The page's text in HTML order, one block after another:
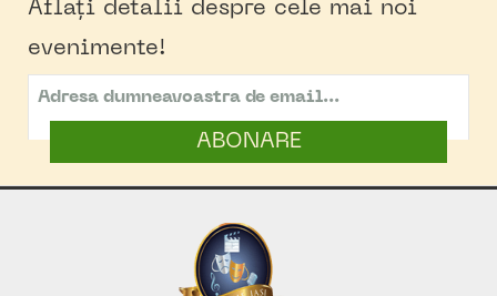
Aflați detalii despre cele mai noi
evenimente!
ABONARE